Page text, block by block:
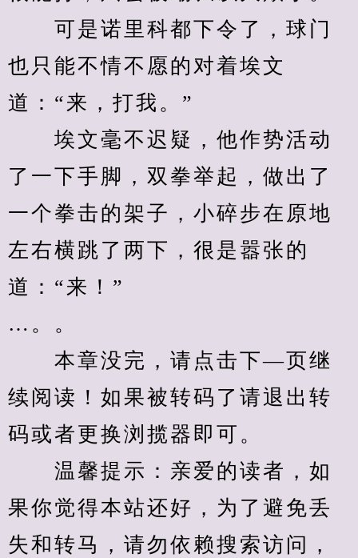
可是诺里科都下令了，球门
也只能不情不愿的对着埃文
道：“来，打我。”
埃文毫不迟疑，他作势活动
了一下手脚，双拳举起，做出了
一个拳击的架子，小碎步在原地
左右横跳了两下，很是嚣张的
道：“来！”
…。。
本章没完，请点击下—页继
续阅读！如果被转码了请退出转
码或者更换浏揽器即可。
温馨提示：亲爱的读者，如
果你觉得本站还好，为了避免丢
失和转马，请勿依赖搜索访问，